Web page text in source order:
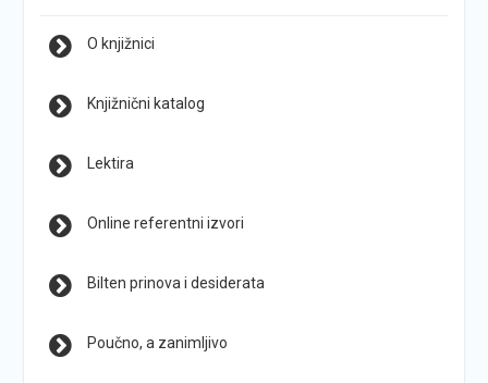
O knjižnici
Knjižnični katalog
Lektira
Online referentni izvori
Bilten prinova i desiderata
Poučno, a zanimljivo